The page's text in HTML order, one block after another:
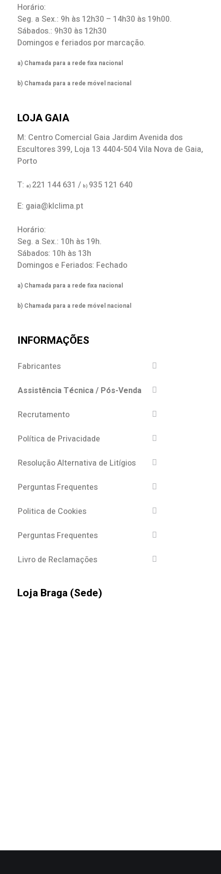
Horário:
Seg. a Sex.: 9h às 12h30 – 14h30 às 19h00.
Sábados.: 9h30 às 12h30
Domingos e feriados por marcação.
a) Chamada para a rede fixa nacional
b) Chamada para a rede móvel nacional
LOJA GAIA
M: Centro Comercial Gaia Jardim Avenida dos
Escultores 399, Loja 13 4404-504 Vila Nova de Gaia,
Porto
T: a) 221 144 631 / b) 935 121 640
E: gaia@klclima.pt
Horário:
Seg. a Sex.: 10h às 19h.
Sábados: 10h às 13h
Domingos e Feriados: Fechado
a) Chamada para a rede fixa nacional
b) Chamada para a rede móvel nacional
INFORMAÇÕES
Fabricantes
Assistência Técnica / Pós-Venda
Recrutamento
Política de Privacidade
Resolução Alternativa de Litígios
Perguntas Frequentes
Politica de Cookies
Perguntas Frequentes
Livro de Reclamações
Loja Braga (Sede)